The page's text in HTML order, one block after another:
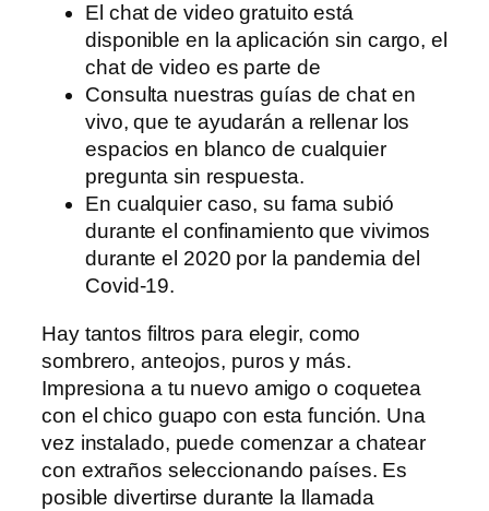
El chat de video gratuito está
disponible en la aplicación sin cargo, el
chat de video es parte de
Consulta nuestras guías de chat en
vivo, que te ayudarán a rellenar los
espacios en blanco de cualquier
pregunta sin respuesta.
En cualquier caso, su fama subió
durante el confinamiento que vivimos
durante el 2020 por la pandemia del
Covid-19.
Hay tantos filtros para elegir, como
sombrero, anteojos, puros y más.
Impresiona a tu nuevo amigo o coquetea
con el chico guapo con esta función. Una
vez instalado, puede comenzar a chatear
con extraños seleccionando países. Es
posible divertirse durante la llamada